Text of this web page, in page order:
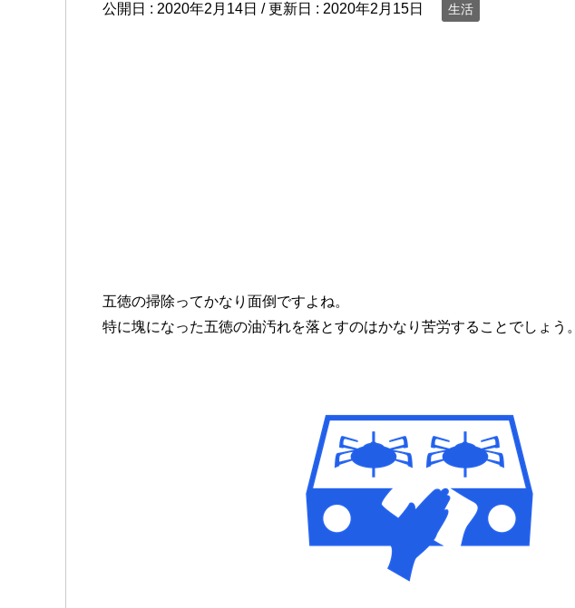
公開日 : 2020年2月14日 / 更新日 : 2020年2月15日 生活
五徳の掃除ってかなり面倒ですよね。
特に塊になった五徳の油汚れを落とすのはかなり苦労することでしょう。